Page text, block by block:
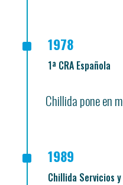
^ 1978
1ª CRA Española
Chillida pone en
^ 1989
Chillida Servicios